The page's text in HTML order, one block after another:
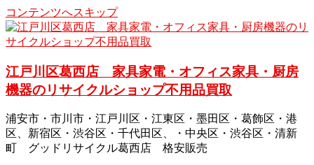
コンテンツへスキップ
江戸川区葛西店 家具家電・オフィス家具・厨房
機器のリサイクルショップ不用品買取
浦安市・市川市・江戸川区・江東区・墨田区・葛飾区・港
区、新宿区・渋谷区・千代田区、・中央区・渋谷区・清新
町 グッドリサイクル葛西店 格安販売